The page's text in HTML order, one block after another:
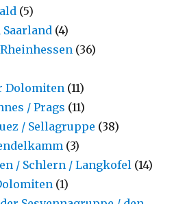
(5)
(4)
(36)
Dolomiten (11)
/ Prags (11)
/ Sellagruppe (38)
(3)
/ Schlern / Langkofel (14)
(1)